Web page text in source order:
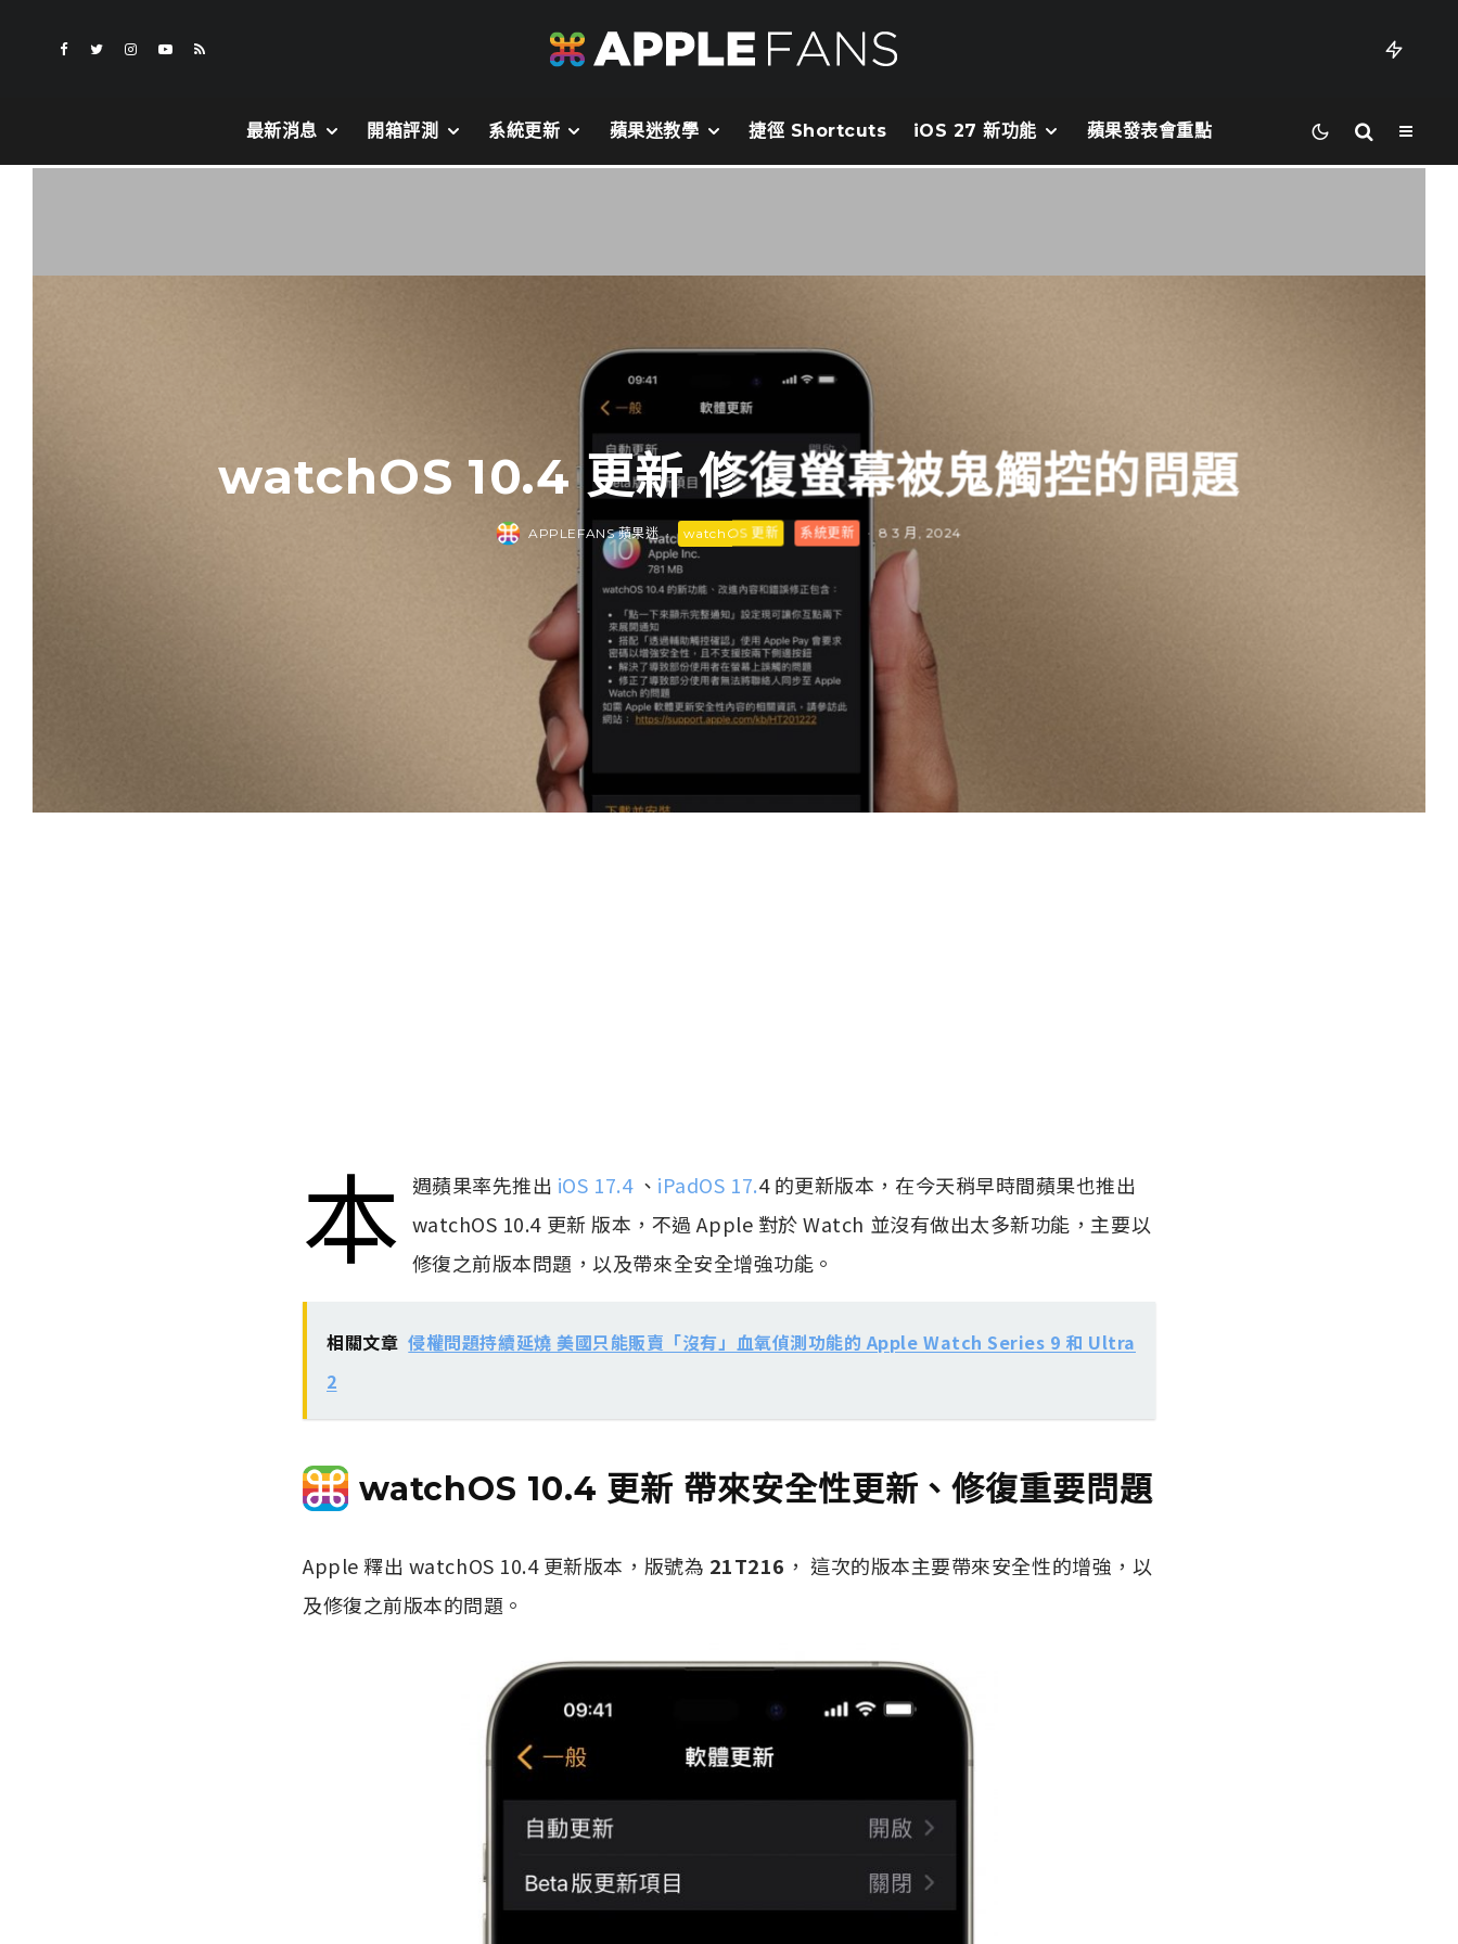
最新消息 開箱評測 系統更新 蘋果迷教學 捷徑 Shortcuts iOS 27 新功能 蘋果發表會重點
watchOS 10.4 更新 修復螢幕被鬼觸控的問題
APPLEFANS 蘋果迷 · watchOS 更新 系統更新 · 8 3 月, 2024
本 週蘋果率先推出 iOS 17.4、 iPadOS 17.4 的更新版本，在今天稍早時間蘋果也推出
watchOS 10.4 更新 版本，不過 Apple 對於 Watch 並沒有做出太多新功能，主要以
修復之前版本問題，以及帶來全安全增強功能。
相關文章 侵權問題持續延燒 美國只能販賣「沒有」血氧偵測功能的 Apple Watch Series 9 和 Ultra
2
watchOS 10.4 更新 帶來安全性更新、修復重要問題
Apple 釋出 watchOS 10.4 更新版本，版號為 21T216 ， 這次的版本主要帶來安全性的增強，以
及修復之前版本的問題。